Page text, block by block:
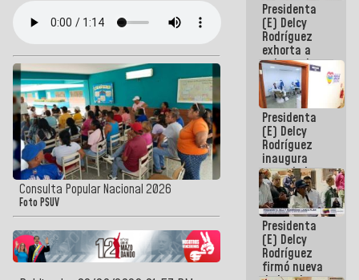
Consulta Popular Nacional 2026
Foto PSUV
Presidenta
(E) Delcy
Rodríguez
exhorta a
gobernadores
y alcaldes a
edificar
casas para
abuelos
Presidenta
(E) Delcy
Rodríguez
inaugura
casa de los
Abuelos
Primavera
en Caracas
Presidenta
(E) Delcy
Rodríguez
firmó nueva